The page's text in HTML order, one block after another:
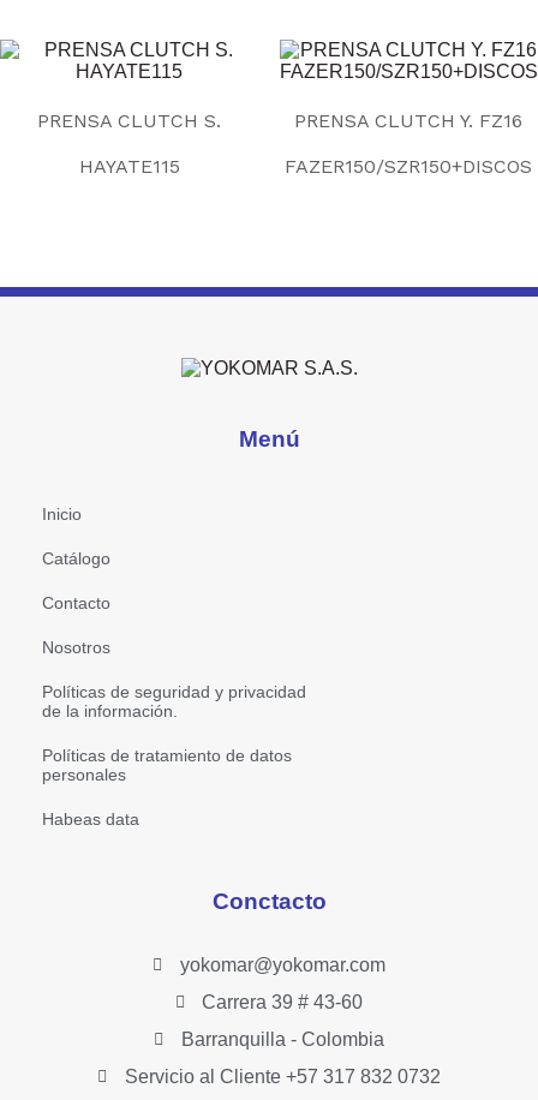
PRENSA CLUTCH S.
HAYATE115
PRENSA CLUTCH Y. FZ16
FAZER150/SZR150+DISCOS
Menú
Inicio
Catálogo
Contacto
Nosotros
Políticas de seguridad y privacidad
de la información.
Políticas de tratamiento de datos
personales
Habeas data
Conctacto
yokomar@yokomar.com
Carrera 39 # 43-60
Barranquilla - Colombia
Servicio al Cliente +57 317 832 0732